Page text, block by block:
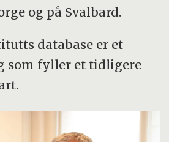
og på Svalbard.
database er et
som fyller et tidligere